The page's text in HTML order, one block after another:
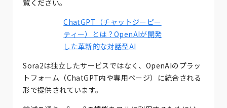
覧ください。
ChatGPT（チャットジーピー
ティー）とは？OpenAIが開発
した革新的な対話型AI
Sora2は独立したサービスではなく、OpenAIのプラッ
トフォーム（ChatGPT内や専用ページ）に統合される
形で提供されています。